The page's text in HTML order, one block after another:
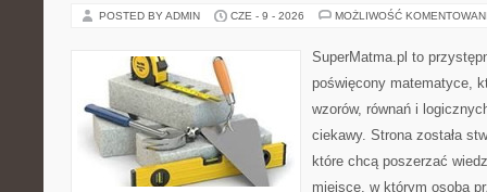
POSTED BY ADMIN CZE - 9 - 2026 MOŻLIWOŚĆ
SuperMatma.pl to
poświęcony matematyce,
wzorów, równań i
ciekawy. Strona została
które chcą poszerzać
miejsce, w którym osoba